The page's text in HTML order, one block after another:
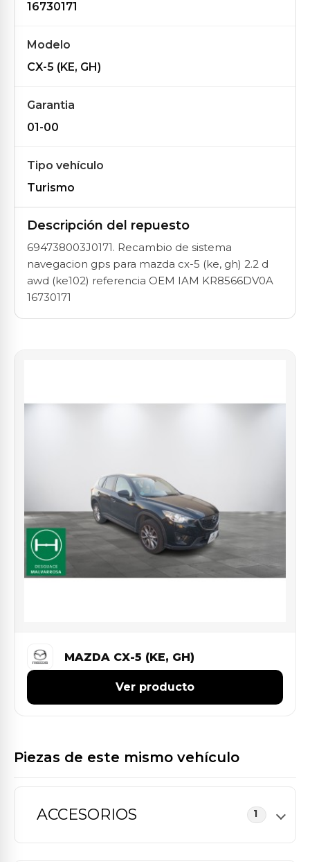
16730171
Modelo
CX-5 (KE, GH)
Garantia
01-00
Tipo vehículo
Turismo
Descripción del repuesto
694738003J0171. Recambio de sistema
navegacion gps para mazda cx-5 (ke, gh) 2.2 d
awd (ke102) referencia OEM IAM KR8566DV0A
16730171
MAZDA CX-5 (KE, GH)
Ver producto
Piezas de este mismo vehículo
ACCESORIOS 1